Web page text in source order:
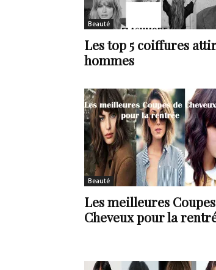
Tunisie
au
Maghreb
Beauté
Les top 5 coiffures
hommes
Beauté
Les meilleures
Cheveux pour la